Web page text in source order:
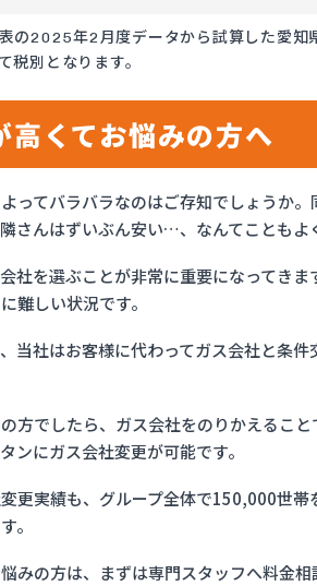
の2025年2月度データから試算した愛知
税別となります。
高くてお悩みの方へ
ってバラバラなのはご存知でしょうか
さんはずいぶん安い…、なんてこともよ
社を選ぶことが非常に重要になってき
難しい状況です。
当社はお客様に代わってガス会社と条
方でしたら、ガス会社をのりかえるこ
ンにガス会社変更が可能です。
更実績も、グループ全体で150,000世
。
みの方は、まずは専門スタッフへ料金